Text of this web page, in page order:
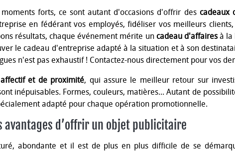
forts, ce sont autant d'occasions d'offrir des cadeaux
en fédérant vos employés, fidéliser vos meilleurs
résultats, chaque événement mérite un cadeau d'affairesà la
le cadeau d'entreprise adapté à la situation et à son
n'est pas exhaustif ! Contactez-nous directement pour vos
et de proximité, qui assure le meilleur retour sur
inépuisables. Formes, couleurs, matières... Autant de
adapté pour chaque opération promotionnelle.
avantages d’offrir un objet publicitaire
abondante et il est de plus en plus difficile de se